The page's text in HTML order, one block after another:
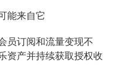
能来自它
员订阅和流量变现不
资产并持续获取授权收